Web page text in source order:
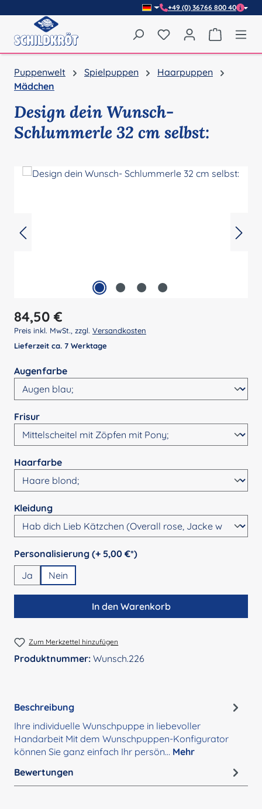
+49 (0) 36766 800 40
Du hast 0 Produkte
Puppenwelt Spielpuppen
Haarpuppen
Mädchen
Design dein Wunsch-
Schlummerle 32 cm selbst:
Regulärer Preis:
84,50 €
Preis inkl. MwSt., zzgl. Versandkosten
Lieferzeit ca. 7 Werktage
Augenfarbeauswählen
Frisurauswählen
Haarfarbeauswählen
Kleidungauswählen
Personalisierung (+ 5,00 €*)auswählen
Ja
Nein
In den Warenkorb
Zum Merkzettel hinzufügen
Produktnummer: Wunsch.226
Beschreibung
Ihre individuelle Wunschpuppe in liebevoller
Handarbeit Mit dem Wunschpuppen-Konfigurator
können Sie ganz einfach Ihr persön… Mehr
Bewertungen